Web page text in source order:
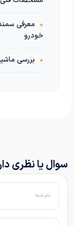
•
خودرو
• بررسی
سوال یا نظری
نام شما